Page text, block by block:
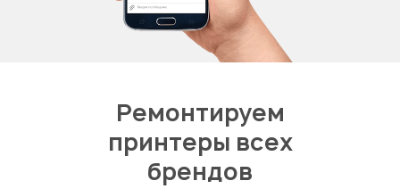
Ремонтируем
принтеры всех
брендов